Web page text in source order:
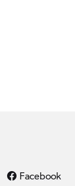
Facebook